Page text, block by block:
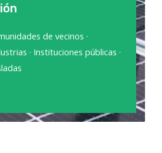
de vecinos ·
· Instituciones públicas ·